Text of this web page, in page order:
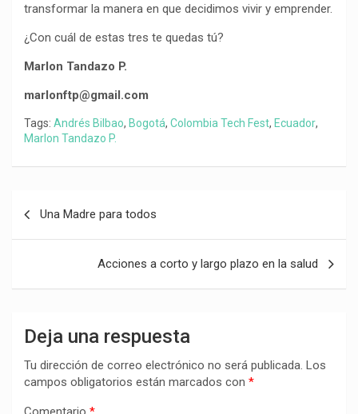
transformar la manera en que decidimos vivir y emprender.
¿Con cuál de estas tres te quedas tú?
Marlon Tandazo P.
marlonftp@gmail.com
Tags: Andrés Bilbao, Bogotá, Colombia Tech Fest, Ecuador,
Marlon Tandazo P.
Una Madre para todos
Acciones a corto y largo plazo en la salud
Deja una respuesta
Tu dirección de correo electrónico no será publicada. Los
campos obligatorios están marcados con *